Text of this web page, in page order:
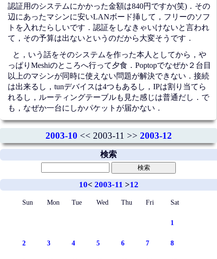
認証用のシステムにかかった金額は840円ですか(笑)．その
辺にあったマシンに安いLANボード挿して，フリーのソフ
トを入れたらしいです．認証をしなきゃいけないと言われ
て，その予算は出ないというのだから大変そうです．
と，いう話をそのシステムを作った本人としてから，や
っぱりMeshiのところへ行って夕食．Poptopでなぜか２台目
以上のマシンが同時に使えない問題が解決できない．接続
は出来るし，tunデバイスは4つもあるし，IPは割り当てら
れるし，ルーティングテーブルも見た感じは普通だし．で
も，なぜか一台にしかパケットが届かない．
2003-10 << 2003-11 >> 2003-12
検索
10< 2003-11 >12
Sun Mon Tue Wed Thu Fri Sat
1
2 3 4 5 6 7 8